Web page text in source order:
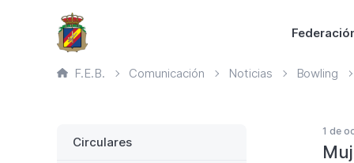
principal
Principal
RutaF.E.B. Comunicación Noticias Bowling
1 de
Circulares